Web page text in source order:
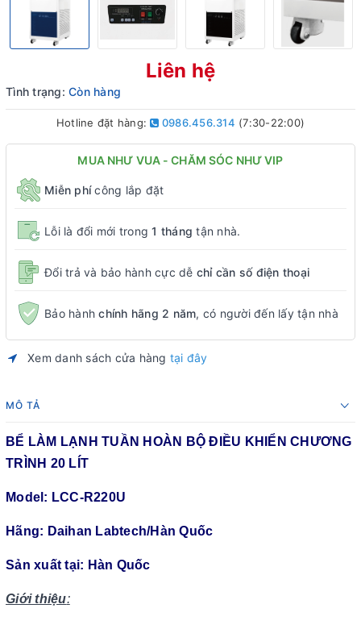
Liên hệ
Tình trạng: Còn hàng
Hotline đặt hàng: 0986.456.314 (7:30-22:00)
MUA NHƯ VUA - CHĂM SÓC NHƯ VIP
Miễn phícông lắp đặt
Lỗi là đổi mới trong1 tháng tận nhà.
Đổi trả và bảo hành cực dễ chỉ cần số điện thoại
Bảo hànhchính hãng 2 năm, có người đến lấy tận nhà
Xem danh sách cửa hàng tại đây
MÔ TẢ
BỂ LÀM LẠNH TUẦN HOÀN BỘ ĐIỀU KHIỂN CHƯƠNG
TRÌNH 20 LÍT
Model: LCC-R220U
Hãng: Daihan Labtech/Hàn Quốc
Sản xuất tại: Hàn Quốc
Giới thiệu: